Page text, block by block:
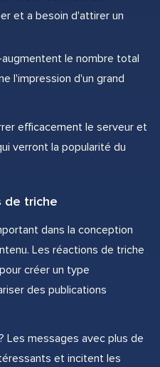
et a besoin d'attirer un
le nombre total
l'impression d'un grand
efficacement le serveur et
verront la popularité du
de triche
dans la conception
Les réactions de triche
créer un type
des publications
Les messages avec plus de
et incitent les